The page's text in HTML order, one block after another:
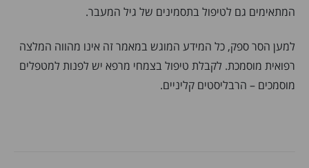
המתאימים גם לטיפול בתסמינים של גיל המעבר.
למען הסר ספק, כל המידע המוגש במאמר זה אינו מהווה המלצה
רפואית מוסמכת. לקבלת טיפול בצמחי מרפא יש לפנות למטפלים
מוסמכים – הרבליסטים קליניים.